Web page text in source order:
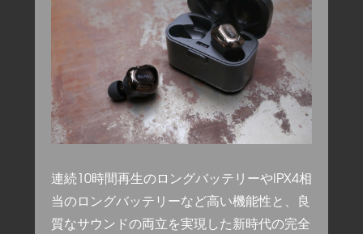
連続10時間再生のロングバッテリーやIPX4相
当のロングバッテリーなど高い機能性と、良
質なサウンドの両立を実現した新時代の完全